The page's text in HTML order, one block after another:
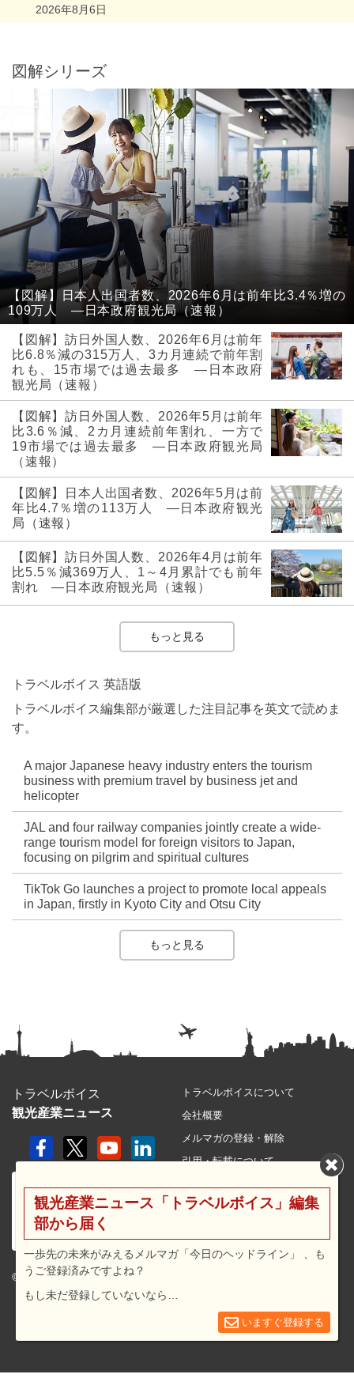
2026年8月6日
図解シリーズ
【図解】日本人出国者数、2026年6月は前年比3.4％増の
109万人 ―日本政府観光局（速報）
【図解】訪日外国人数、2026年6月は前年
比6.8％減の315万人、3カ月連続で前年割
れも、15市場では過去最多 ―日本政府
観光局（速報）
【図解】訪日外国人数、2026年5月は前年
比3.6％減、2カ月連続前年割れ、一方で
19市場では過去最多 ―日本政府観光局
（速報）
【図解】日本人出国者数、2026年5月は前
年比4.7％増の113万人 ―日本政府観光
局（速報）
【図解】訪日外国人数、2026年4月は前年
比5.5％減369万人、1～4月累計でも前年
割れ ―日本政府観光局（速報）
もっと見る
トラベルボイス 英語版
トラベルボイス編集部が厳選した注目記事を英文で読めま
す。
A major Japanese heavy industry enters the tourism
business with premium travel by business jet and
helicopter
JAL and four railway companies jointly create a wide-
range tourism model for foreign visitors to Japan,
focusing on pilgrim and spiritual cultures
TikTok Go launches a project to promote local appeals
in Japan, firstly in Kyoto City and Otsu City
もっと見る
トラベルボイス
観光産業ニュース
© 2026 travel voice.
トラベルボイスについて
会社概要
メルマガの登録・解除
引用・転載について
利用規約
広告メニュー・料金
観光産業ニュース「トラベルボイス」編集
部から届く
一歩先の未来がみえるメルマガ「今日のヘッドライン」 、も
うご登録済みですよね？
もし未だ登録していないなら…
いますぐ登録する